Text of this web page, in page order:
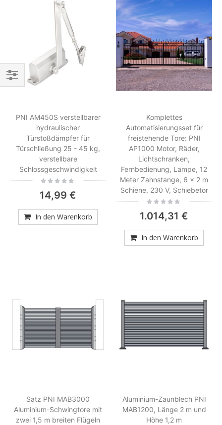
PNI AM450S verstellbarer
hydraulischer
Türstoßdämpfer für
Türschließung 25 - 45 kg,
verstellbare
Schlossgeschwindigkeit
Rating:
14,99 €
In den Warenkorb
Komplettes
Automatisierungsset für
freistehende Tore: PNI
AP1000 Motor, Räder,
Lichtschranken,
Fernbedienung, Lampe, 12
Meter Zahnstange, 6 x 2 m
Schiene, 230 V, Schiebetor
Rating:
1.014,31 €
In den Warenkorb
Satz PNI MAB3000
Aluminium-Schwingtore mit
zwei 1,5 m breiten Flügeln
Aluminium-Zaunblech PNI
MAB1200, Länge 2 m und
Höhe 1,2 m
Einkaufsoptionen